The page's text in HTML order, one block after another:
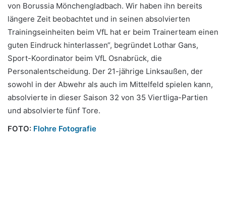
von Borussia Mönchengladbach. Wir haben ihn bereits
längere Zeit beobachtet und in seinen absolvierten
Trainingseinheiten beim VfL hat er beim Trainerteam einen
guten Eindruck hinterlassen“, begründet Lothar Gans,
Sport-Koordinator beim VfL Osnabrück, die
Personalentscheidung. Der 21-jährige Linksaußen, der
sowohl in der Abwehr als auch im Mittelfeld spielen kann,
absolvierte in dieser Saison 32 von 35 Viertliga-Partien
und absolvierte fünf Tore.
FOTO: Flohre Fotografie